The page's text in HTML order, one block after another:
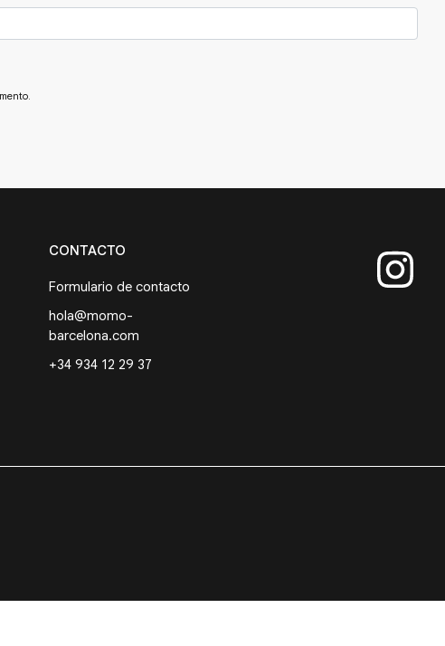
CONTACTO
Formulario de contacto
hola@momo-
barcelona.com
+34 934 12 29 37